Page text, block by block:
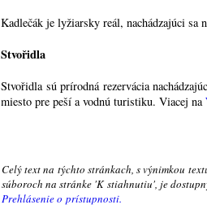
Kadlečák je lyžiarsky reál, nachádzajúci sa
Stvořidla
Stvořidla sú prírodná rezervácia
miesto pre peší a vodnú turistiku. Viacej na
Celý text na týchto stránkach, s výnimkou
súboroch na stránke 'K stiahnutiu', je
Prehlásenie o prístupnosti.